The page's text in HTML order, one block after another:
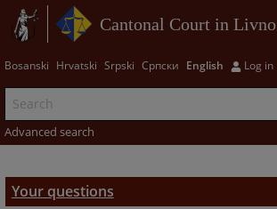
Cantonal Court in Livno
Bosanski Hrvatski Srpski Српски English Log in
Advanced search
Your questions